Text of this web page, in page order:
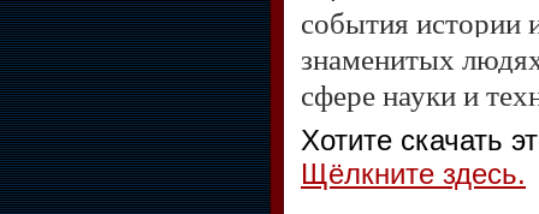
события истории
знаменитых
сфере науки и
Хотите скачать
Щёлкните здесь.